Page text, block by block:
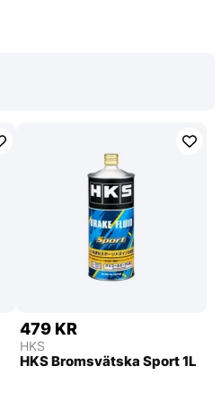
479 KR
HKS
HKS Bromsvätska Sport 1L